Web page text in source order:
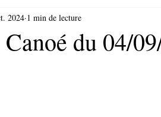
du 04/
2024 1 min de lecture